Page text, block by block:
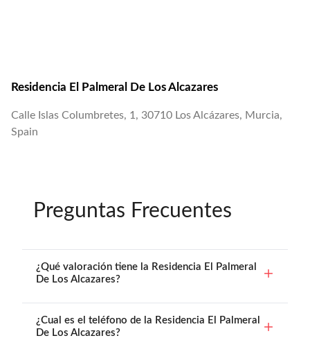
Residencia El Palmeral De Los Alcazares
Calle Islas Columbretes, 1, 30710 Los Alcázares, Murcia,
Spain
Preguntas Frecuentes
¿Qué valoración tiene la Residencia El Palmeral
De Los Alcazares?
¿Cual es el teléfono de la Residencia El Palmeral
De Los Alcazares?